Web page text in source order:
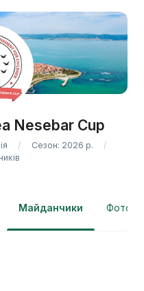
Nesebar Cup
Сезон: 2026 р.
Майданчики